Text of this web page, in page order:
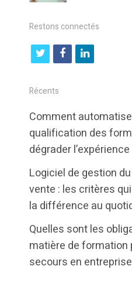
Restons connectés
t
i
t
e
r
f
b
o
k
l
k
e
d
n
Récents
Comment
qualification des
dégrader
Logiciel de gestion
vente : les critères
la différence au
Quelles sont les
matière de formation
secours en